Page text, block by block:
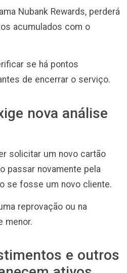
Nubank Rewards, perderá
acumulados com o
se há pontos
de encerrar o serviço.
nova análise
solicitar um novo cartão
passar novamente pela
se fosse um novo cliente.
reprovação ou na
menor.
e outros